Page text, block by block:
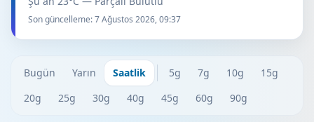
Son güncelleme:7 Ağustos 2026, 09:37
Bugün Yarın Saatlik 5g 7g 10g
15g
20g
25g 30g 40g 45g 60g 90g